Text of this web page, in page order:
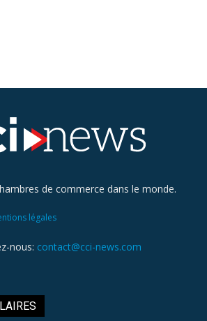
de commerce dans le monde.
légales
nous: contact@cci-news.com